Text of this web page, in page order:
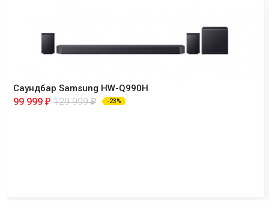
Саундбар Samsung HW-Q990H
99 999 ₽ 129 999₽ -23%